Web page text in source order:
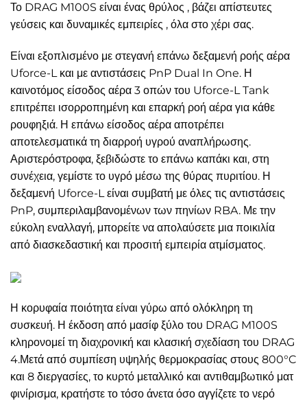
Το DRAG M100S είναι ένας θρύλος , βάζει απίστευτες
γεύσεις και δυναμικές εμπειρίες , όλα στο χέρι σας.
Είναι εξοπλισμένο με στεγανή επάνω δεξαμενή ροής αέρα
Uforce-L και με αντιστάσεις PnP Dual In One. Η
καινοτόμος είσοδος αέρα 3 οπών του Uforce-L Tank
επιτρέπει ισορροπημένη και επαρκή ροή αέρα για κάθε
ρουφηξιά. Η επάνω είσοδος αέρα αποτρέπει
αποτελεσματικά τη διαρροή υγρού αναπλήρωσης.
Αριστερόστροφα, ξεβιδώστε το επάνω καπάκι και, στη
συνέχεια, γεμίστε το υγρό μέσω της θύρας πυριτίου. Η
δεξαμενή Uforce-L είναι συμβατή με όλες τις αντιστάσεις
PnP, συμπεριλαμβανομένων των πηνίων RBA. Με την
εύκολη εναλλαγή, μπορείτε να απολαύσετε μια ποικιλία
από διασκεδαστική και προσιτή εμπειρία ατμίσματος.
Η κορυφαία ποιότητα είναι γύρω από ολόκληρη τη
συσκευή. Η έκδοση από μασίφ ξύλο του DRAG M100S
κληρονομεί τη διαχρονική και κλασική σχεδίαση του DRAG
4.Μετά από συμπίεση υψηλής θερμοκρασίας στους 800°C
και 8 διεργασίες, το κυρτό μεταλλικό και αντιθαμβωτικό ματ
φινίρισμα, κρατήστε το τόσο άνετα όσο αγγίζετε το νερό